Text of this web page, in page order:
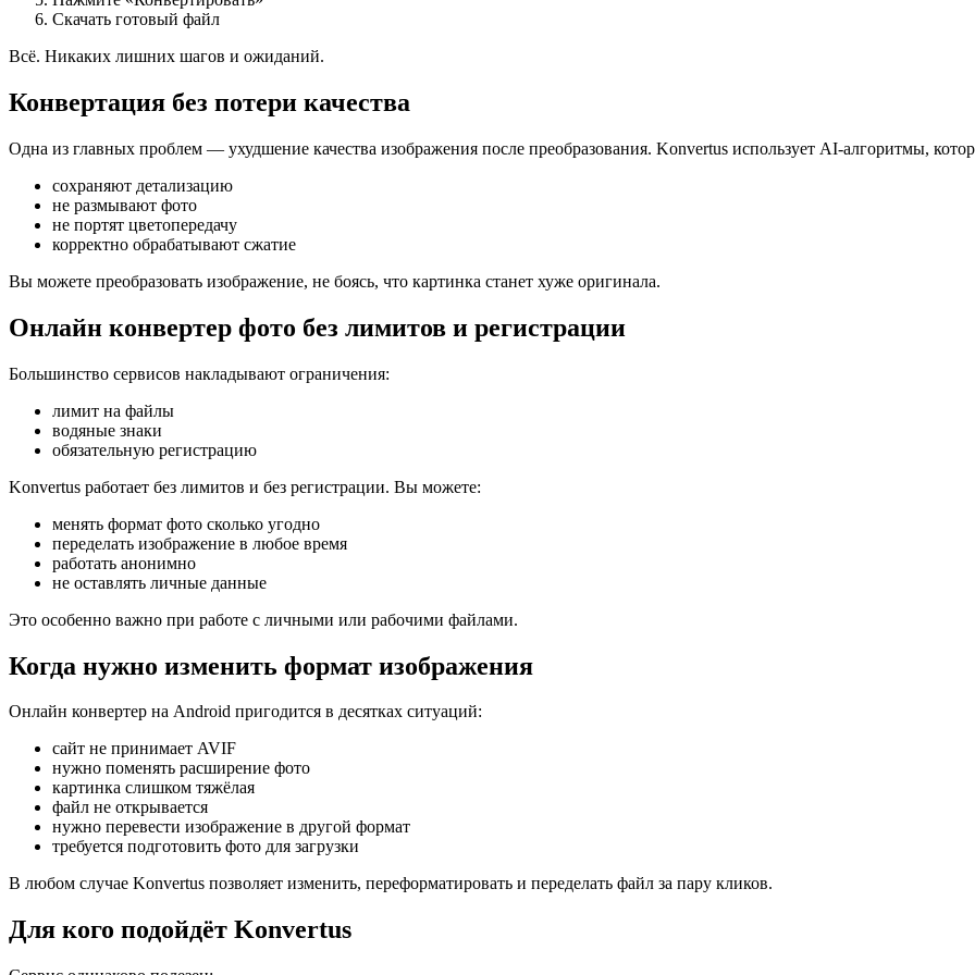
Скачать готовый файл
Всё. Никаких лишних шагов и ожиданий.
Конвертация без потери качества
Одна из главных проблем — ухудшение качества изображения после преобразования. Konvertus использует AI-алгоритмы,
сохраняют детализацию
не размывают фото
не портят цветопередачу
корректно обрабатывают сжатие
Вы можете преобразовать изображение, не боясь, что картинка станет хуже оригинала.
Онлайн конвертер фото без лимитов и регистрации
Большинство сервисов накладывают ограничения:
лимит на файлы
водяные знаки
обязательную регистрацию
Konvertus работает без лимитов и без регистрации. Вы можете:
менять формат фото сколько угодно
переделать изображение в любое время
работать анонимно
не оставлять личные данные
Это особенно важно при работе с личными или рабочими файлами.
Когда нужно изменить формат изображения
Онлайн конвертер на Android пригодится в десятках ситуаций:
сайт не принимает AVIF
нужно поменять расширение фото
картинка слишком тяжёлая
файл не открывается
нужно перевести изображение в другой формат
требуется подготовить фото для загрузки
В любом случае Konvertus позволяет изменить, переформатировать и переделать файл за пару кликов.
Для кого подойдёт Konvertus